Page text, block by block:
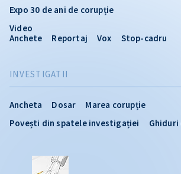
INVESTIGATII
Ancheta Dosar
Marea corupție
Povești din spatele investigației
Expo 30 de ani de corupție
Video
Anchete
Reportaj Vox Stop-cadru